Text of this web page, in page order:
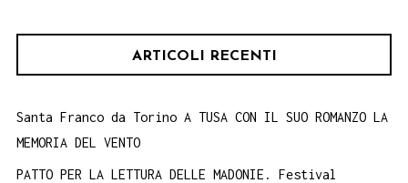
ARTICOLI RECENTI
Santa Franco da Torino A TUSA CON IL SUO ROMANZO LA
MEMORIA DEL VENTO
PATTO PER LA LETTURA DELLE MADONIE. Festival